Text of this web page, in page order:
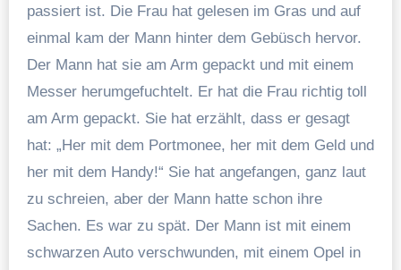
passiert ist. Die Frau hat gelesen im Gras und auf
einmal kam der Mann hinter dem Gebüsch hervor.
Der Mann hat sie am Arm gepackt und mit einem
Messer herumgefuchtelt. Er hat die Frau richtig toll
am Arm gepackt. Sie hat erzählt, dass er gesagt
hat: „Her mit dem Portmonee, her mit dem Geld und
her mit dem Handy!“ Sie hat angefangen, ganz laut
zu schreien, aber der Mann hatte schon ihre
Sachen. Es war zu spät. Der Mann ist mit einem
schwarzen Auto verschwunden, mit einem Opel in